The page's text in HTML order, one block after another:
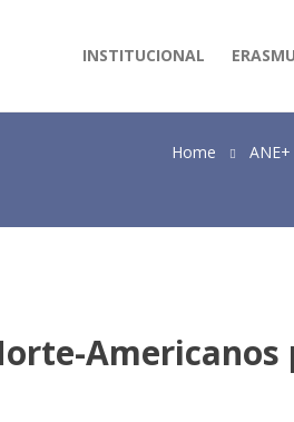
INSTITUCIONAL
Home ANE+
Americanos